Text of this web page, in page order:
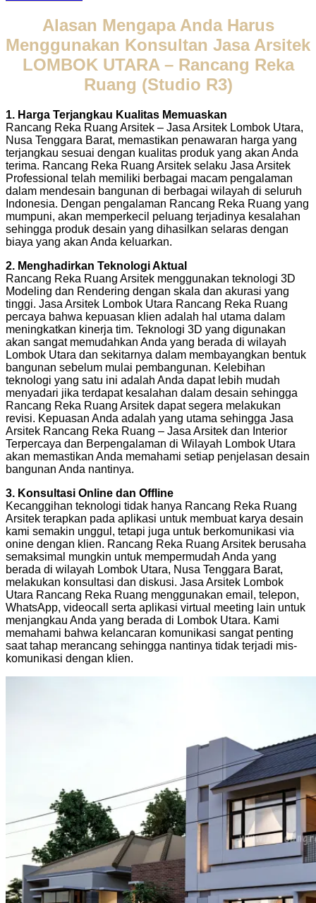
Alasan Mengapa Anda Harus
Menggunakan Konsultan Jasa Arsitek
LOMBOK UTARA – Rancang Reka
Ruang (Studio R3)
1. Harga Terjangkau Kualitas Memuaskan
Rancang Reka Ruang Arsitek – Jasa Arsitek Lombok Utara,
Nusa Tenggara Barat, memastikan penawaran harga yang
terjangkau sesuai dengan kualitas produk yang akan Anda
terima. Rancang Reka Ruang Arsitek selaku Jasa Arsitek
Professional telah memiliki berbagai macam pengalaman
dalam mendesain bangunan di berbagai wilayah di seluruh
Indonesia. Dengan pengalaman Rancang Reka Ruang yang
mumpuni, akan memperkecil peluang terjadinya kesalahan
sehingga produk desain yang dihasilkan selaras dengan
biaya yang akan Anda keluarkan.
2. Menghadirkan Teknologi Aktual
Rancang Reka Ruang Arsitek menggunakan teknologi 3D
Modeling dan Rendering dengan skala dan akurasi yang
tinggi. Jasa Arsitek Lombok Utara Rancang Reka Ruang
percaya bahwa kepuasan klien adalah hal utama dalam
meningkatkan kinerja tim. Teknologi 3D yang digunakan
akan sangat memudahkan Anda yang berada di wilayah
Lombok Utara dan sekitarnya dalam membayangkan bentuk
bangunan sebelum mulai pembangunan. Kelebihan
teknologi yang satu ini adalah Anda dapat lebih mudah
menyadari jika terdapat kesalahan dalam desain sehingga
Rancang Reka Ruang Arsitek dapat segera melakukan
revisi. Kepuasan Anda adalah yang utama sehingga Jasa
Arsitek Rancang Reka Ruang – Jasa Arsitek dan Interior
Terpercaya dan Berpengalaman di Wilayah Lombok Utara
akan memastikan Anda memahami setiap penjelasan desain
bangunan Anda nantinya.
3. Konsultasi Online dan Offline
Kecanggihan teknologi tidak hanya Rancang Reka Ruang
Arsitek terapkan pada aplikasi untuk membuat karya desain
kami semakin unggul, tetapi juga untuk berkomunikasi via
onine dengan klien. Rancang Reka Ruang Arsitek berusaha
semaksimal mungkin untuk mempermudah Anda yang
berada di wilayah Lombok Utara, Nusa Tenggara Barat,
melakukan konsultasi dan diskusi. Jasa Arsitek Lombok
Utara Rancang Reka Ruang menggunakan email, telepon,
WhatsApp, videocall serta aplikasi virtual meeting lain untuk
menjangkau Anda yang berada di Lombok Utara. Kami
memahami bahwa kelancaran komunikasi sangat penting
saat tahap merancang sehingga nantinya tidak terjadi mis-
komunikasi dengan klien.